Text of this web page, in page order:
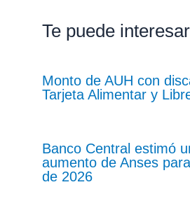
Te puede interesar
Monto de AUH con
Tarjeta Alimentar y
Banco Central estimó
aumento de Anses
de 2026